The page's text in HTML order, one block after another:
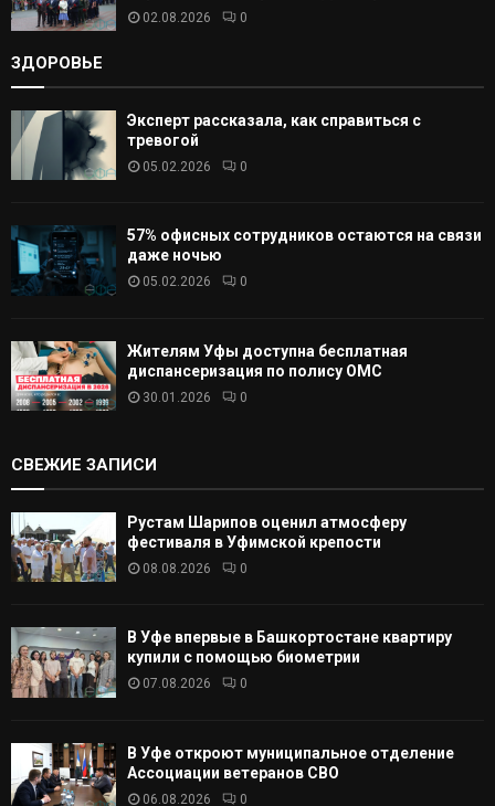
02.08.2026 0
ЗДОРОВЬЕ
Эксперт рассказала, как справиться с
тревогой
05.02.2026 0
57% офисных сотрудников остаются на связи
даже ночью
05.02.2026 0
Жителям Уфы доступна бесплатная
диспансеризация по полису ОМС
30.01.2026 0
СВЕЖИЕ ЗАПИСИ
Рустам Шарипов оценил атмосферу
фестиваля в Уфимской крепости
08.08.2026 0
В Уфе впервые в Башкортостане квартиру
купили с помощью биометрии
07.08.2026 0
В Уфе откроют муниципальное отделение
Ассоциации ветеранов СВО
06.08.2026 0